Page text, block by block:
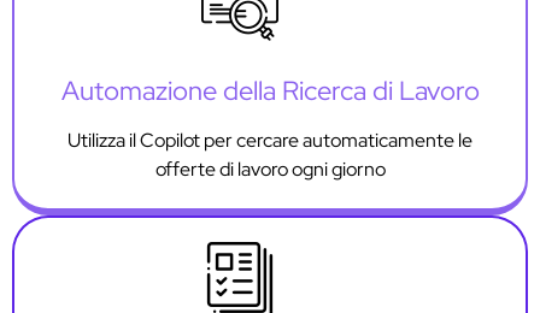
Automazione della Ricerca di Lavoro
Utilizza il Copilot per cercare automaticamente le
offerte di lavoro ogni giorno